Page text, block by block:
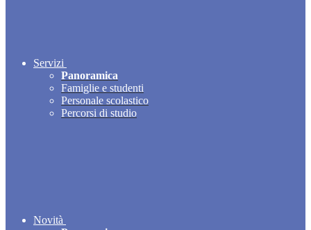
Servizi
Panoramica
Famiglie e studenti
Personale scolastico
Percorsi di studio
Novità